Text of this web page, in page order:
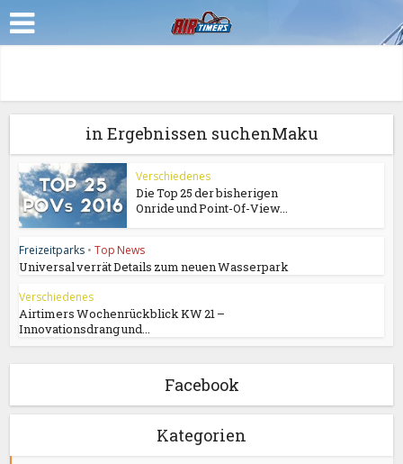
in Ergebnissen suchenMaku
Verschiedenes
Die Top 25 der bisherigen
Onride und Point-Of-View...
Freizeitparks • Top News
Universal verrät Details zum neuen Wasserpark
Verschiedenes
Airtimers Wochenrückblick KW 21 –
Innovationsdrang und...
Facebook
Kategorien